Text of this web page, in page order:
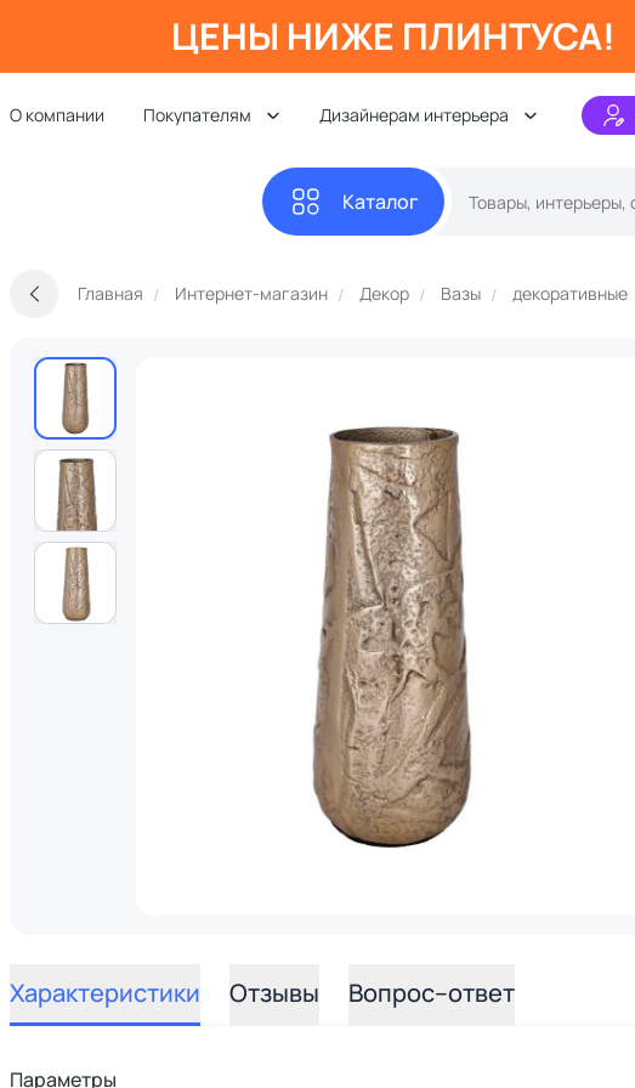
ЦЕНЫ НИЖЕ ПЛИНТУСА!
О компании Покупателям Дизайнерам интерьера
Каталог
Главная Интернет-магазин Декор Вазы декоративные
Характеристики Отзывы Вопрос–ответ
Параметры